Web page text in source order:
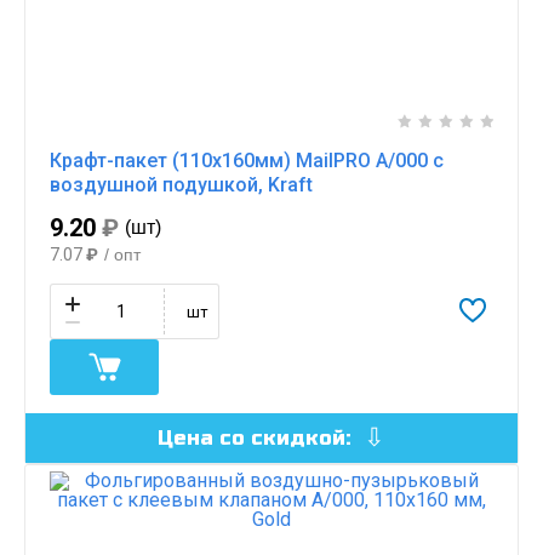
Крафт-пакет (110х160мм) MailPRO A/000 с
воздушной подушкой, Kraft
9.20 ₽ (шт)
7.07₽ / опт
шт
Цена со скидкой: